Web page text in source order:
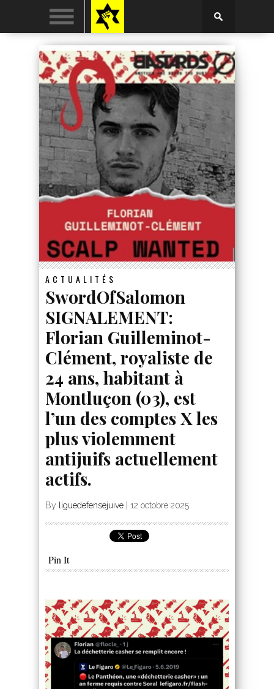
ACTUALITÉS
SwordOfSalomon
SIGNALEMENT:
Florian Guilleminot-
Clément, royaliste de
24 ans, habitant à
Montluçon (03), est
l’un des comptes X les
plus violemment
antijuifs actuellement
actifs.
By liguedefensejuive | 12 octobre 2025
Pin It